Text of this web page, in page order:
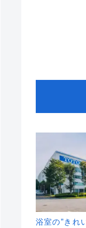
浴室の”きれ